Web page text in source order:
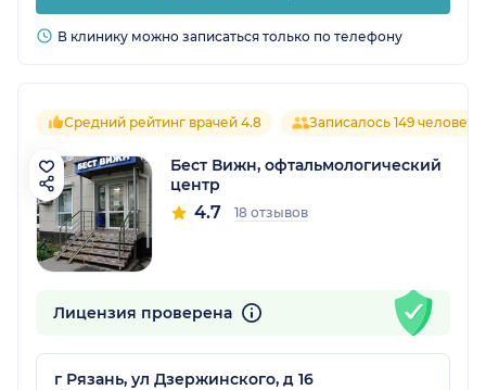
В клинику можно записаться только по телефону
Средний рейтинг врачей 4.8 Записалось 149 человек
Бест Вижн, офтальмологический
центр
4.7 18 отзывов
Лицензия проверена
г Рязань, ул Дзержинского, д 16